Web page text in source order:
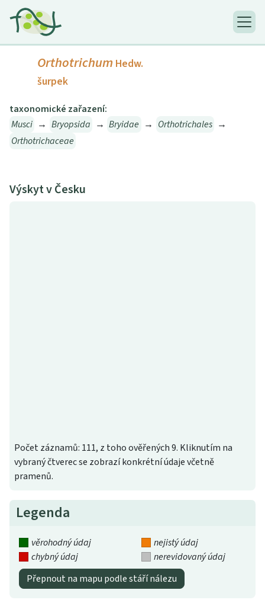
Orthotrichum Hedw.
šurpek
taxonomické zařazení:
Musci → Bryopsida → Bryidae → Orthotrichales →
Orthotrichaceae
Výskyt v Česku
Počet záznamů: 111, z toho ověřených 9. Kliknutím na
vybraný čtverec se zobrazí konkrétní údaje včetně
pramenů.
Legenda
věrohodný údaj
nejistý údaj
chybný údaj
nerevidovaný údaj
Přepnout na mapu podle stáří nálezu